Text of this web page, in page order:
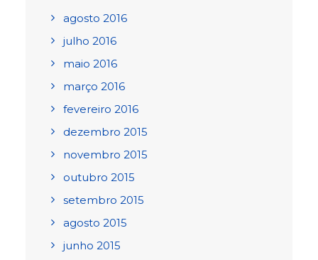
agosto 2016
julho 2016
maio 2016
março 2016
fevereiro 2016
dezembro 2015
novembro 2015
outubro 2015
setembro 2015
agosto 2015
junho 2015